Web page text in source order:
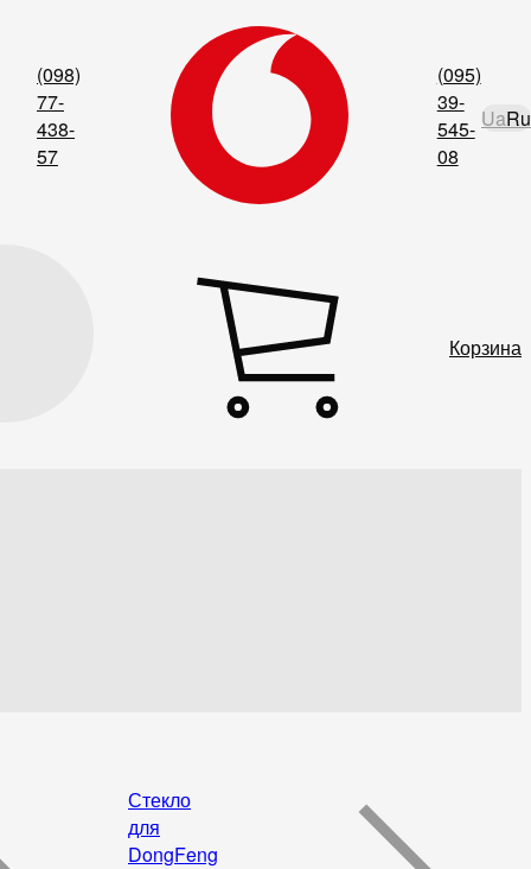
(098)
77-
438-
57
(095)
39-
545-
08
UaRu
Корзина
Стекло
для
DongFeng